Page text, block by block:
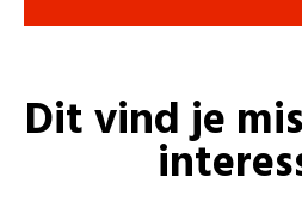
Dit vind je